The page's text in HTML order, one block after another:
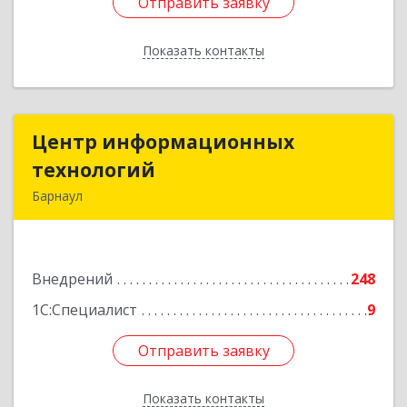
Показать контакты
Назад
Центр информационных
технологий
Барнаул
Внедрений
248
1С:Специалист
9
Отправить заявку
Показать контакты
Центр информационных
Подробнее
Отправить заявку
Назад